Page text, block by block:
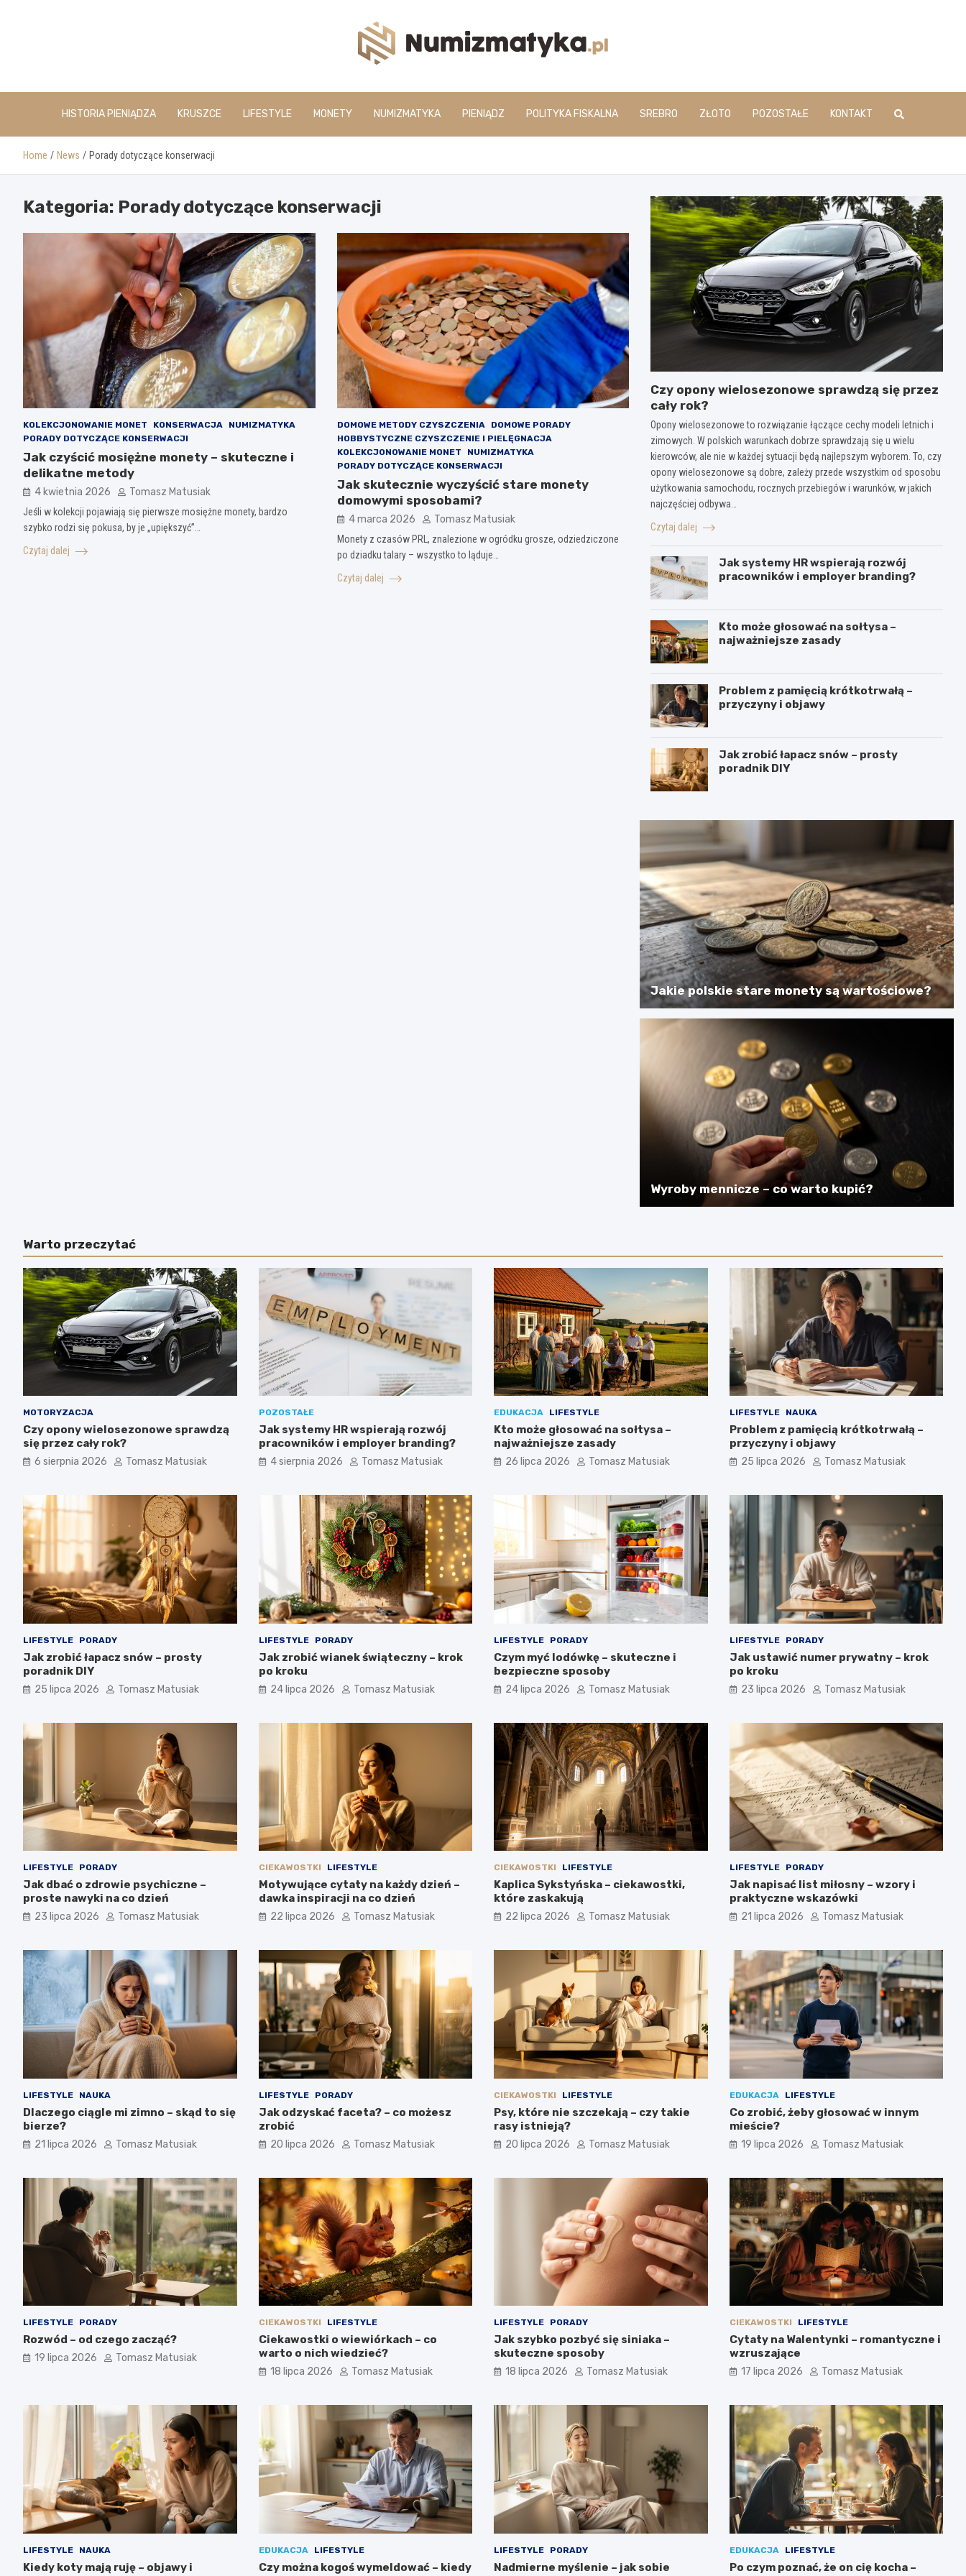
www.numizmatyka.pl
HISTORIA PIENIĄDZA KRUSZCE LIFESTYLE MONETY NUMIZMATYKA PIENIĄDZ POLITYKA FISKALNA SREBRO ZŁOTO POZOSTAŁE KONTAKT
Home News Porady dotyczące konserwacji
Kategoria: Porady dotyczące konserwacji
KOLEKCJONOWANIE MONET KONSERWACJA
NUMIZMATYKA
PORADY DOTYCZĄCE KONSERWACJI
Jak czyścić mosiężne monety – skuteczne i
delikatne metody
4 kwietnia 2026 Tomasz Matusiak
Jeśli w kolekcji pojawiają się pierwsze mosiężne monety, bardzo
szybko rodzi się pokusa, by je „upiększyć”…
Czytaj dalej
DOMOWE METODY CZYSZCZENIA
DOMOWE PORADY
HOBBYSTYCZNE CZYSZCZENIE I PIELĘGNACJA
KOLEKCJONOWANIE MONET
NUMIZMATYKA
PORADY DOTYCZĄCE KONSERWACJI
Jak skutecznie wyczyścić stare monety
domowymi sposobami?
4 marca 2026 Tomasz Matusiak
Monety z czasów PRL, znalezione w ogródku grosze, odziedziczone
po dziadku talary – wszystko to ląduje…
Czytaj dalej
Czy opony wielosezonowe sprawdzą się przez
cały rok?
Opony wielosezonowe to rozwiązanie łączące cechy modeli letnich i
zimowych. W polskich warunkach dobrze sprawdzają się u wielu
kierowców, ale nie w każdej sytuacji będą najlepszym wyborem. To, czy
opony wielosezonowe są dobre, zależy przede wszystkim od sposobu
użytkowania samochodu, rocznych przebiegów i warunków, w jakich
najczęściej odbywa…
Czytaj dalej
Jak systemy HR wspierają rozwój
pracowników i employer branding?
Kto może głosować na sołtysa –
najważniejsze zasady
Problem z pamięcią krótkotrwałą –
przyczyny i objawy
Jak zrobić łapacz snów – prosty
poradnik DIY
Jakie polskie stare monety są wartościowe?
Wyroby mennicze – co warto kupić?
Warto przeczytać
MOTORYZACJA
Czy opony wielosezonowe sprawdzą
się przez cały rok?
6 sierpnia 2026 Tomasz Matusiak
POZOSTAŁE
Jak systemy HR wspierają rozwój
pracowników i employer branding?
4 sierpnia 2026 Tomasz Matusiak
EDUKACJA LIFESTYLE
Kto może głosować na sołtysa –
najważniejsze zasady
26 lipca 2026 Tomasz Matusiak
LIFESTYLE NAUKA
Problem z pamięcią krótkotrwałą –
przyczyny i objawy
25 lipca 2026 Tomasz Matusiak
LIFESTYLE PORADY
Jak zrobić łapacz snów – prosty
poradnik DIY
25 lipca 2026 Tomasz Matusiak
LIFESTYLE PORADY
Jak zrobić wianek świąteczny – krok
po kroku
24 lipca 2026 Tomasz Matusiak
LIFESTYLE PORADY
Czym myć lodówkę – skuteczne i
bezpieczne sposoby
24 lipca 2026 Tomasz Matusiak
LIFESTYLE PORADY
Jak ustawić numer prywatny – krok
po kroku
23 lipca 2026 Tomasz Matusiak
LIFESTYLE PORADY
Jak dbać o zdrowie psychiczne –
proste nawyki na co dzień
23 lipca 2026 Tomasz Matusiak
CIEKAWOSTKI LIFESTYLE
Motywujące cytaty na każdy dzień –
dawka inspiracji na co dzień
22 lipca 2026 Tomasz Matusiak
CIEKAWOSTKI LIFESTYLE
Kaplica Sykstyńska – ciekawostki,
które zaskakują
22 lipca 2026 Tomasz Matusiak
LIFESTYLE PORADY
Jak napisać list miłosny – wzory i
praktyczne wskazówki
21 lipca 2026 Tomasz Matusiak
LIFESTYLE NAUKA
Dlaczego ciągle mi zimno – skąd to się
bierze?
21 lipca 2026 Tomasz Matusiak
LIFESTYLE PORADY
Jak odzyskać faceta? – co możesz
zrobić
20 lipca 2026 Tomasz Matusiak
CIEKAWOSTKI LIFESTYLE
Psy, które nie szczekają – czy takie
rasy istnieją?
20 lipca 2026 Tomasz Matusiak
EDUKACJA LIFESTYLE
Co zrobić, żeby głosować w innym
mieście?
19 lipca 2026 Tomasz Matusiak
LIFESTYLE PORADY
Rozwód – od czego zacząć?
19 lipca 2026 Tomasz Matusiak
CIEKAWOSTKI LIFESTYLE
Ciekawostki o wiewiórkach – co
warto o nich wiedzieć?
18 lipca 2026 Tomasz Matusiak
LIFESTYLE PORADY
Jak szybko pozbyć się siniaka –
skuteczne sposoby
18 lipca 2026 Tomasz Matusiak
CIEKAWOSTKI LIFESTYLE
Cytaty na Walentynki – romantyczne i
wzruszające
17 lipca 2026 Tomasz Matusiak
LIFESTYLE NAUKA
Kiedy koty mają ruję – objawy i
EDUKACJA LIFESTYLE
Czy można kogoś wymeldować – kiedy
LIFESTYLE PORADY
Nadmierne myślenie – jak sobie
EDUKACJA LIFESTYLE
Po czym poznać, że on cię kocha –